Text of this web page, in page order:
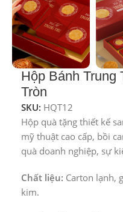
Hộp Bánh Trung
Tròn
SKU: HQT12
Hộp quà tặng thiết kế
mỹ thuật cao cấp, bồi
quà doanh nghiệp, sự
Chất liệu: Carton lạnh,
kim.